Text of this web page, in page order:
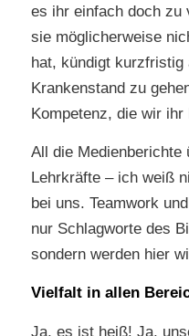
es ihr einfach doch zu
sie möglicherweise
hat, kündigt kurzfristig
Krankenstand zu
Kompetenz, die wir ihr
All die Medienberichte
Lehrkräfte – ich weiß
bei uns. Teamwork
nur Schlagworte des
sondern werden hier
Vielfalt in allen
Ja, es ist heiß! Ja,